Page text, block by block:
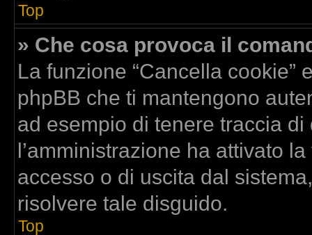
Top
» Che cosa provoca il
La funzione “Cancella
phpBB che ti mantengono
ad esempio di tenere traccia
l’amministrazione ha attivato
accesso o di uscita dal
risolvere tale disguido.
Top